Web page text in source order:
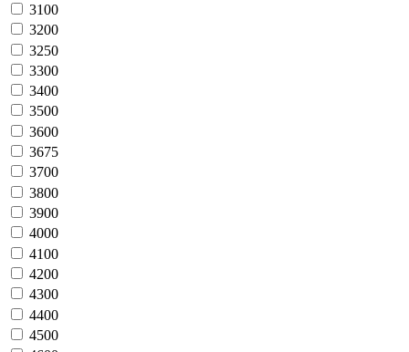
3100
3200
3250
3300
3400
3500
3600
3675
3700
3800
3900
4000
4100
4200
4300
4400
4500